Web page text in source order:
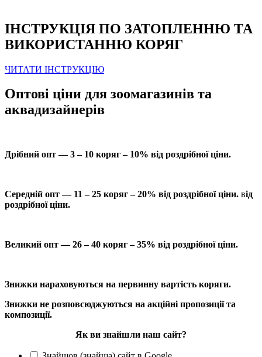
ІНСТРУКЦІЯ ПО ЗАТОПЛЕННЮ ТА
ВИКОРИСТАННЮ КОРЯГ
ЧИТАТИ ІНСТРУКЦІЮ
Оптові ціни для зоомагазинів та
аквадизайнерів
Дрібний опт — 3 – 10 коряг – 10% від роздрібної ціни.
Середній опт — 11 – 25 коряг – 20% від роздрібної ціни. від
роздрібної ціни.
Великий опт — 26 – 40 коряг – 35% від роздрібної ціни.
Знижки нараховуються на первинну вартість коряги.
Знижки не розповсюджуються на акційні пропозиції та
композиції.
Як ви знайшли наш сайт?